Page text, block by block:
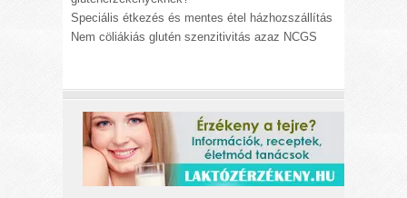
Speciális étkezés és mentes étel házhozszállítás
Nem cöliákiás glutén szenzitivitás azaz NCGS